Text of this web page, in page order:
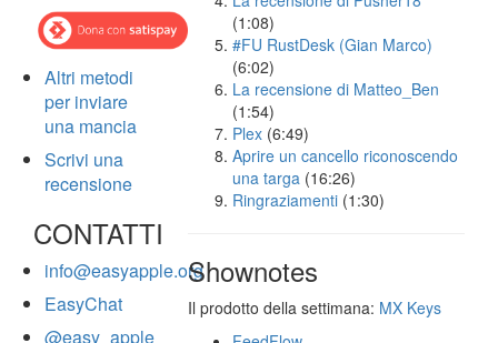
Altri metodi
per inviare
una mancia
Scrivi una
recensione
CONTATTI
info@easyapple.org
EasyChat
@easy_apple
(1:08)
#FU RustDesk (Gian Marco)
(6:02)
La recensione di Matteo_Ben
(1:54)
Plex (6:49)
Aprire un cancello riconoscendo
una targa (16:26)
Ringraziamenti (1:30)
Shownotes
Il prodotto della settimana: MX Keys